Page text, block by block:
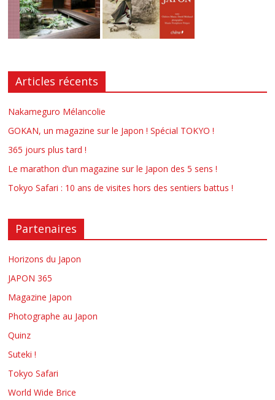
Articles récents
Nakameguro Mélancolie
GOKAN, un magazine sur le Japon ! Spécial TOKYO !
365 jours plus tard !
Le marathon d’un magazine sur le Japon des 5 sens !
Tokyo Safari : 10 ans de visites hors des sentiers battus !
Partenaires
Horizons du Japon
JAPON 365
Magazine Japon
Photographe au Japon
Quinz
Suteki !
Tokyo Safari
World Wide Brice